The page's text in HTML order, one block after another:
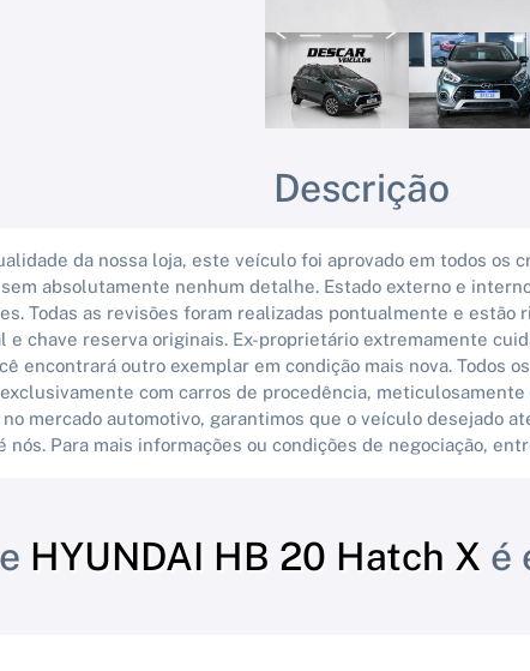
Descrição
da nossa loja, este veículo foi aprovado em todos
absolutamente nenhum detalhe. Estado externo e
Todas as revisões foram realizadas pontualmente e
e chave reserva originais. Ex-proprietário extremamente
encontrará outro exemplar em condição mais nova. Todos
com carros de procedência,
mercado automotivo, garantimos que o veículo desejado
nós. Para mais informações ou condições de negociação,
HYUNDAI HB 20 Hatch X é